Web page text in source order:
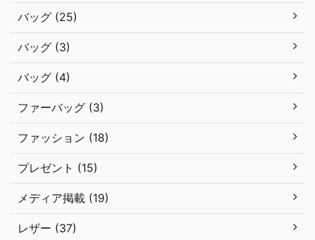
バッグ (25)
バッグ (3)
バッグ (4)
ファーバッグ (3)
ファッション (18)
プレゼント (15)
メディア掲載 (19)
レザー (37)